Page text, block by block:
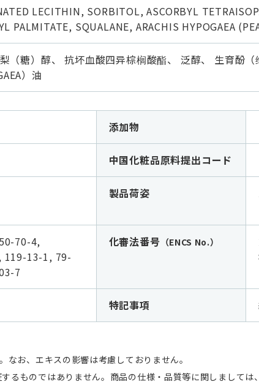
LECITHIN, SORBITOL, ASCORBYL
PALMITATE, SQUALANE, ARACHIS HYPOGAEA
（糖）醇、 抗坏血酸四异棕榈酸酯、 泛醇、 生育酚（
）油
添加物
中国化粧品原料提出コード
製品荷姿
70-4,
119-13-1, 79-
7
化審法番号 （ENCS No.）
特記事項
お、エキスの影響は考慮しておりません。
るものではありません。商品の仕様・品質等に関しましては